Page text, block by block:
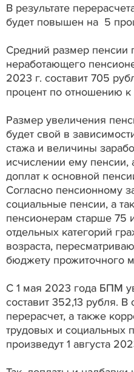
В результате
будет повышен на 5
Средний размер пенсии
неработающего
2023 г. составит 705
процент по отношению
Размер увеличения
будет свой в
стажа и величины
исчислении ему пенсии,
доплат к основной
Согласно пенсионному
социальные пенсии, а
пенсионерам старше 75
отдельных категорий
возраста,
бюджету прожиточного
С 1 мая 2023 года БПМ
составит 352,13 рубля.
перерасчет, а также
трудовых и социальных
произведут 1 августа